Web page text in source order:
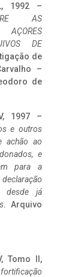
1992 –
AS
DE
de
–
de
1997 –
e outros
achão ao
e
para a
desde já
. Arquivo
Tomo II,